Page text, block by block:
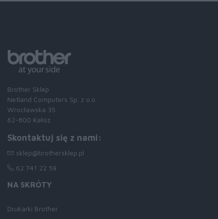
Brother Sklep
Netland Computers Sp. z o.o.
Wrocławska 35
62-800 Kalisz
Skontaktuj się z nami:
sklep@brothersklep.pl
62 741 22 59
NA SKRÓTY
Drukarki Brother